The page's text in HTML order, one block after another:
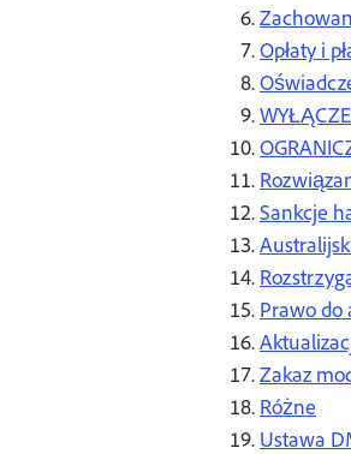
Opłaty i
Sankcje
Prawo do
Zakaz
Różne
Ustawa